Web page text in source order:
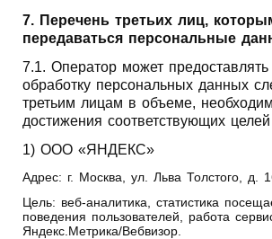
7. Перечень третьих лиц,
передаваться персональные
7.1. Оператор может предоставлять
обработку персональных данных
третьим лицам в объеме,
достижения соответствующих
1) ООО «ЯНДЕКС»
Адрес: г. Москва, ул. Льва Толстого, д.
Цель: веб-аналитика, статистика
поведения пользователей, работа
Яндекс.Метрика/Вебвизор.